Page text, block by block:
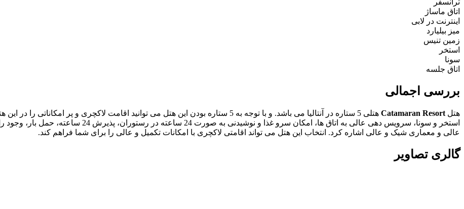
ترانسفر
اتاق ماساژ
اینترنت در لابی
میز بیلیارد
زمین تنیس
استخر
سونا
اتاق جلسه
بررسی اجمالی
هتل Catamaran Resort
هتلی 5 ستاره در آنتالیا می باشد. و با توجه به 5 ستاره بودن این هتل می توانید اقامت
استخر و سونا، سرویس دهی عالی به اتاق ها، امکان
عالی و معماری شیک و عالی اشاره کرد. انتخاب این هتل می تواند اقامتی لاکچری با امکانات تکمیل و عالی را برای شما فراهم کند.
گالری تصاویر